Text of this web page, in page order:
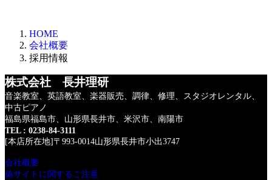
HOME
会社概要
採用情報
株式会社 長井理研
音楽教室、英語教室、楽器販売、調律、修理、
スタジオレンタル、
中古ピアノ
福島県福島市、山形県長井市、米沢市、南陽市
TEL : 0238-84-3111
[本店所在地]〒993-0014山形県長井市小出3747
会社概要
偽サイトに関するご注意